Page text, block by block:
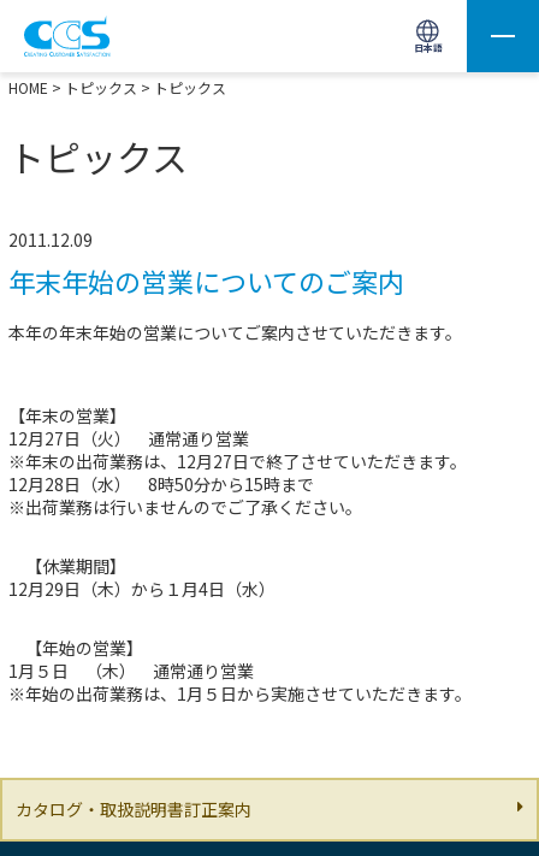
日本語
画像処理用の製品検索 サイト内検索(Enterで実行)
HOME > トピックス > トピックス
トピックス
2011.12.09
年末年始の営業についてのご案内
本年の年末年始の営業についてご案内させていただきます。
【年末の営業】
12月27日（火） 通常通り営業
※年末の出荷業務は、12月27日で終了させていただきます。
12月28日（水） 8時50分から15時まで
※出荷業務は行いませんのでご了承ください。
【休業期間】
12月29日（木）から１月4日（水）
【年始の営業】
1月５日 （木） 通常通り営業
※年始の出荷業務は、1月５日から実施させていただきます。
カタログ・取扱説明書訂正案内